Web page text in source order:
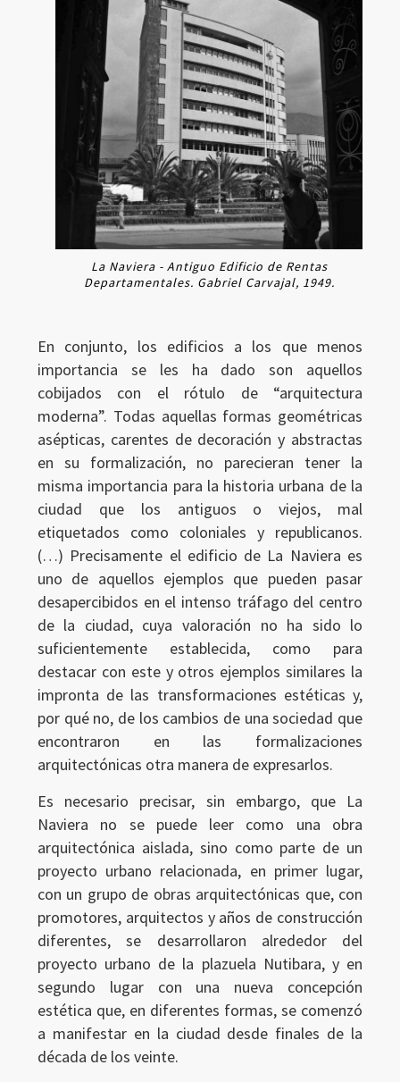
La Naviera - Antiguo Edificio de Rentas
Departamentales. Gabriel Carvajal, 1949.
En conjunto, los edificios a los que menos
importancia se les ha dado son aquellos
cobijados con el rótulo de “arquitectura
moderna”. Todas aquellas formas geométricas
asépticas, carentes de decoración y abstractas
en su formalización, no parecieran tener la
misma importancia para la historia urbana de la
ciudad que los antiguos o viejos, mal
etiquetados como coloniales y republicanos.
(…) Precisamente el edificio de La Naviera es
uno de aquellos ejemplos que pueden pasar
desapercibidos en el intenso tráfago del centro
de la ciudad, cuya valoración no ha sido lo
suficientemente establecida, como para
destacar con este y otros ejemplos similares la
impronta de las transformaciones estéticas y,
por qué no, de los cambios de una sociedad que
encontraron en las formalizaciones
arquitectónicas otra manera de expresarlos.
Es necesario precisar, sin embargo, que La
Naviera no se puede leer como una obra
arquitectónica aislada, sino como parte de un
proyecto urbano relacionada, en primer lugar,
con un grupo de obras arquitectónicas que, con
promotores, arquitectos y años de construcción
diferentes, se desarrollaron alrededor del
proyecto urbano de la plazuela Nutibara, y en
segundo lugar con una nueva concepción
estética que, en diferentes formas, se comenzó
a manifestar en la ciudad desde finales de la
década de los veinte.